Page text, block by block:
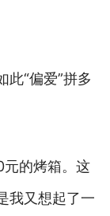
此“偏爱”拼多
元的烤箱。这
我又想起了一